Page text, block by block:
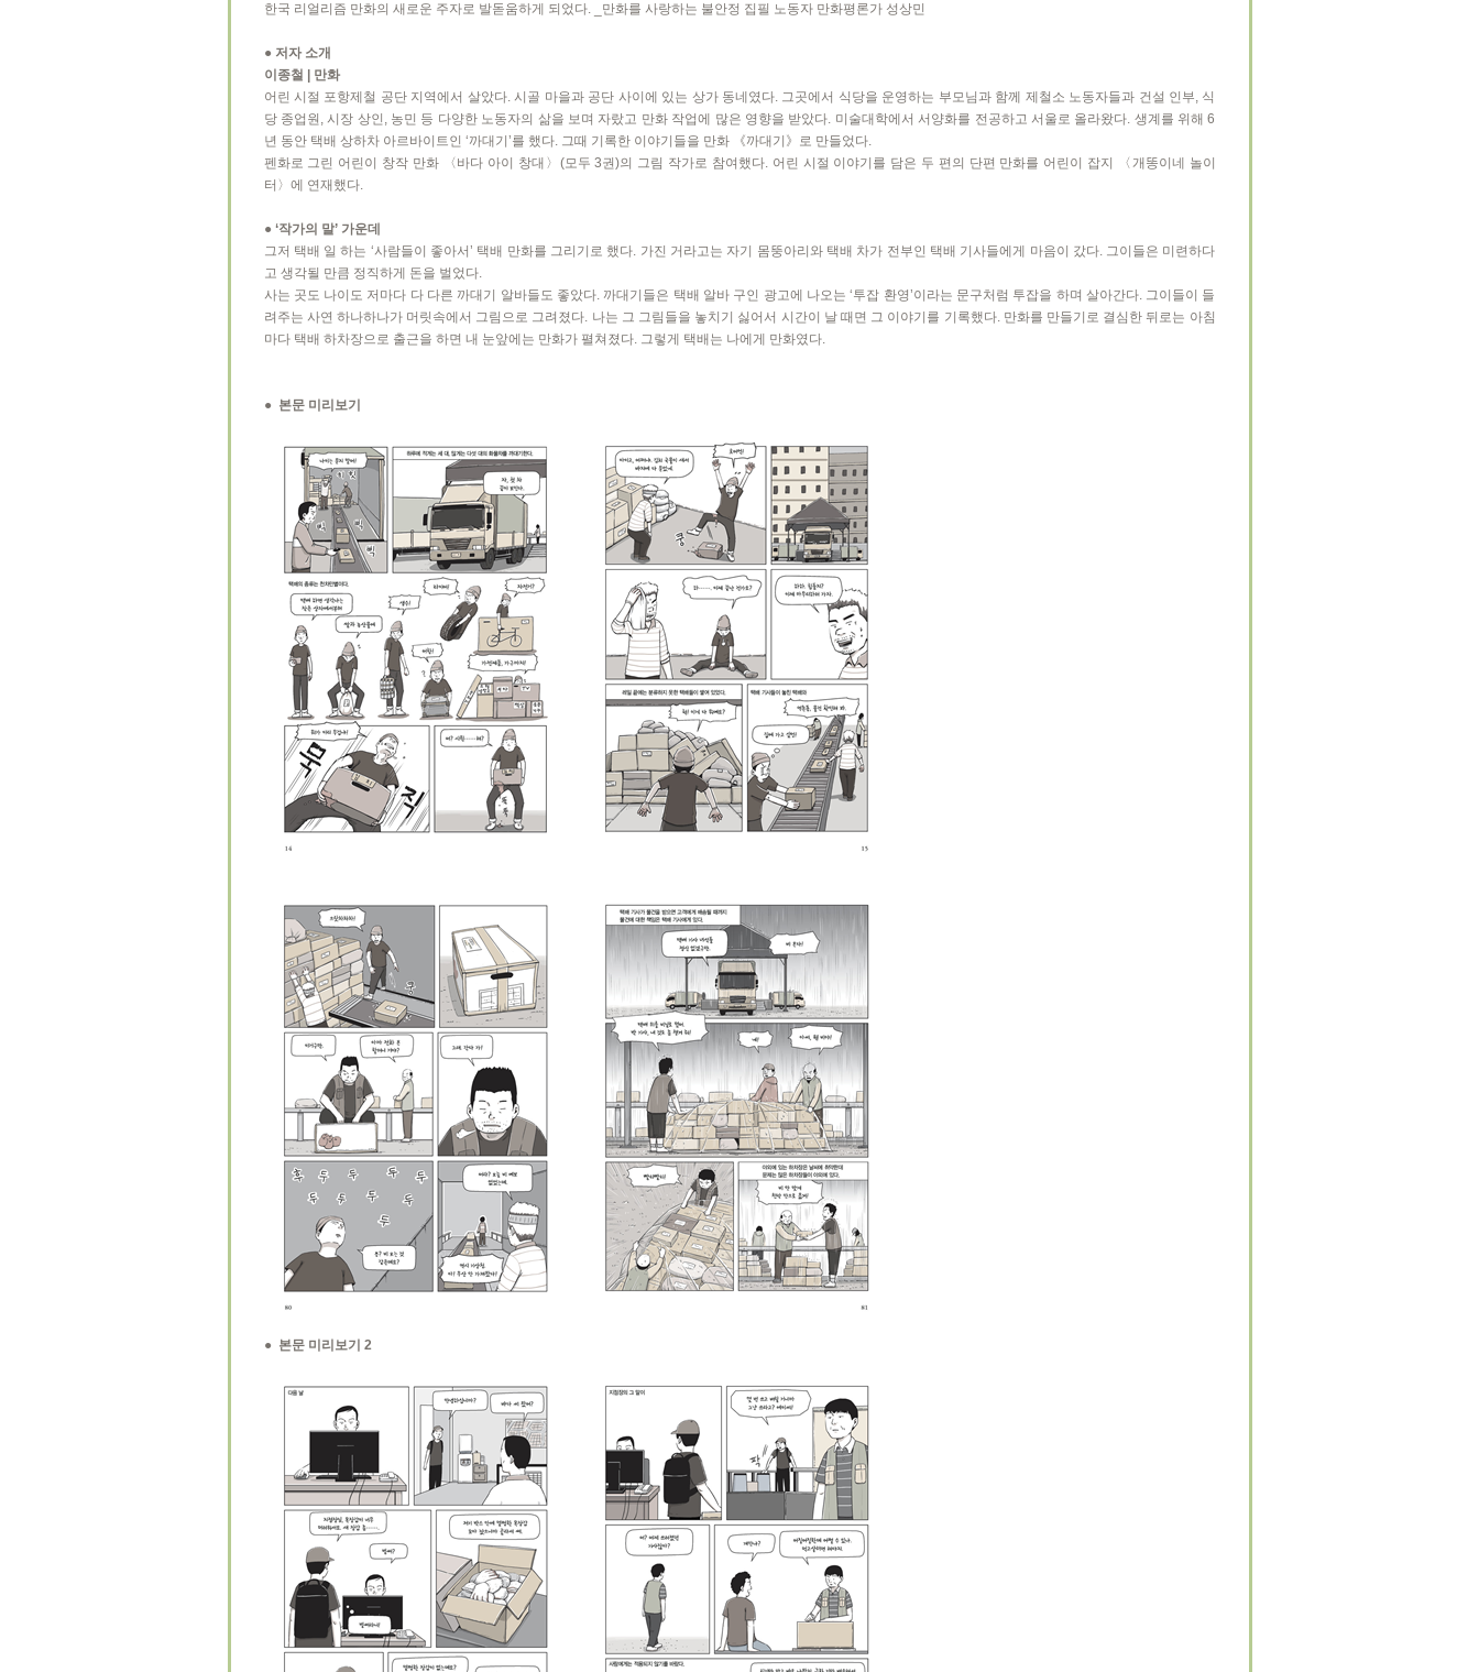
한국 리얼리즘 만화의 새로운 주자로 발돋움하게 되었다. _만화를 사랑하는 불안정 집필 노동자 만화평론가 성상민
● 저자 소개
이종철 | 만화
어린 시절 포항제철 공단 지역에서 살았다. 시골 마을과 공단 사이에 있는 상가 동네였다. 그곳에서 식당을 운영하는 부모님과 함께 제철소 노동자들과 건설 인부, 식
당 종업원, 시장 상인, 농민 등 다양한 노동자의 삶을 보며 자랐고 만화 작업에 많은 영향을 받았다. 미술대학에서 서양화를 전공하고 서울로 올라왔다. 생계를 위해 6
년 동안 택배 상하차 아르바이트인 ‘까대기’를 했다. 그때 기록한 이야기들을 만화 《까대기》로 만들었다.
펜화로 그린 어린이 창작 만화 〈바다 아이 창대〉(모두 3권)의 그림 작가로 참여했다. 어린 시절 이야기를 담은 두 편의 단편 만화를 어린이 잡지 〈개똥이네 놀이
터〉에 연재했다.
● ‘작가의 말’ 가운데
그저 택배 일 하는 ‘사람들이 좋아서’ 택배 만화를 그리기로 했다. 가진 거라고는 자기 몸뚱아리와 택배 차가 전부인 택배 기사들에게 마음이 갔다. 그이들은 미련하다
고 생각될 만큼 정직하게 돈을 벌었다.
사는 곳도 나이도 저마다 다 다른 까대기 알바들도 좋았다. 까대기들은 택배 알바 구인 광고에 나오는 ‘투잡 환영’이라는 문구처럼 투잡을 하며 살아간다. 그이들이 들
려주는 사연 하나하나가 머릿속에서 그림으로 그려졌다. 나는 그 그림들을 놓치기 싫어서 시간이 날 때면 그 이야기를 기록했다. 만화를 만들기로 결심한 뒤로는 아침
마다 택배 하차장으로 출근을 하면 내 눈앞에는 만화가 펼쳐졌다. 그렇게 택배는 나에게 만화였다.
● 본문 미리보기
● 본문 미리보기 2